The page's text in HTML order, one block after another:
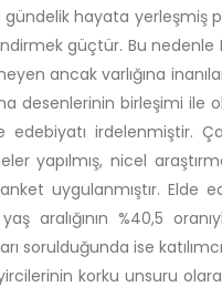
hayata yerleşmiş
güçtür. Bu nedenle
ancak varlığına
desenlerinin birleşimi ile
edebiyatı irdelenmiştir.
yapılmış, nicel
uygulanmıştır. Elde
aralığının %40,5
sorulduğunda ise
korku unsuru